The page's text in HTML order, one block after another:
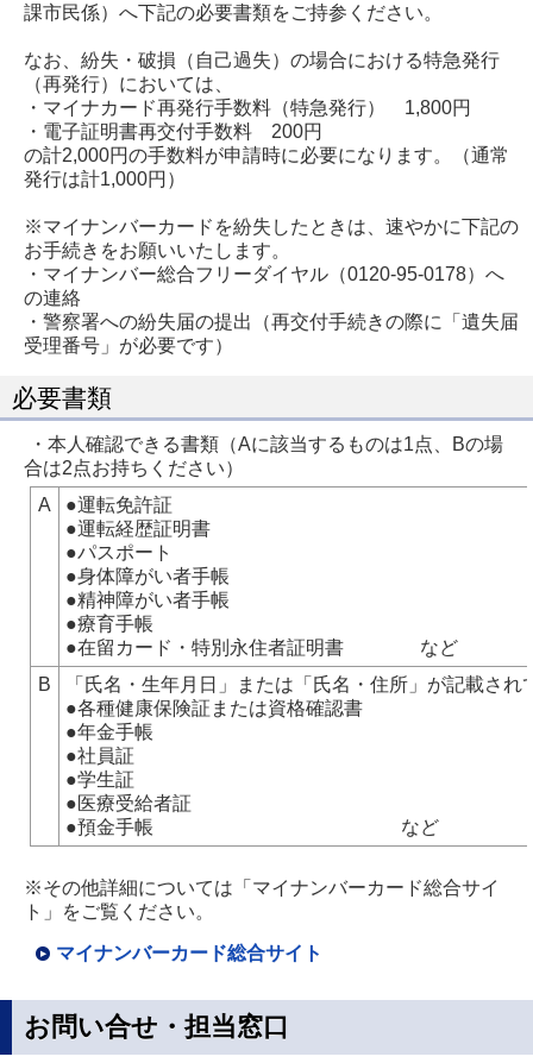
課市民係）へ下記の必要書類をご持参ください。
なお、紛失・破損（自己過失）の場合における特急発行
（再発行）においては、
・マイナカード再発行手数料（特急発行） 1,800円
・電子証明書再交付手数料 200円
の計2,000円の手数料が申請時に必要になります。（通常
発行は計1,000円）
※マイナンバーカードを紛失したときは、速やかに下記の
お手続きをお願いいたします。
・マイナンバー総合フリーダイヤル（0120-95-0178）へ
の連絡
・警察署への紛失届の提出（再交付手続きの際に「遺失届
受理番号」が必要です）
必要書類
・本人確認できる書類（Aに該当するものは1点、Bの場
合は2点お持ちください）
A
●運転免許証
●運転経歴証明書
●パスポート
●身体障がい者手帳
●精神障がい者手帳
●療育手帳
●在留カード・特別永住者証明書 など
B
「氏名・生年月日」または「氏名・住所」が記載され
●各種健康保険証または資格確認書
●年金手帳
●社員証
●学生証
●医療受給者証
●預金手帳 など
※その他詳細については「マイナンバーカード総合サイ
ト」をご覧ください。
マイナンバーカード総合サイト
お問い合せ・担当窓口